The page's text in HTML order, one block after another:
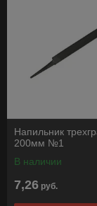
Напильник
200мм №1
В наличии
7,26 руб.